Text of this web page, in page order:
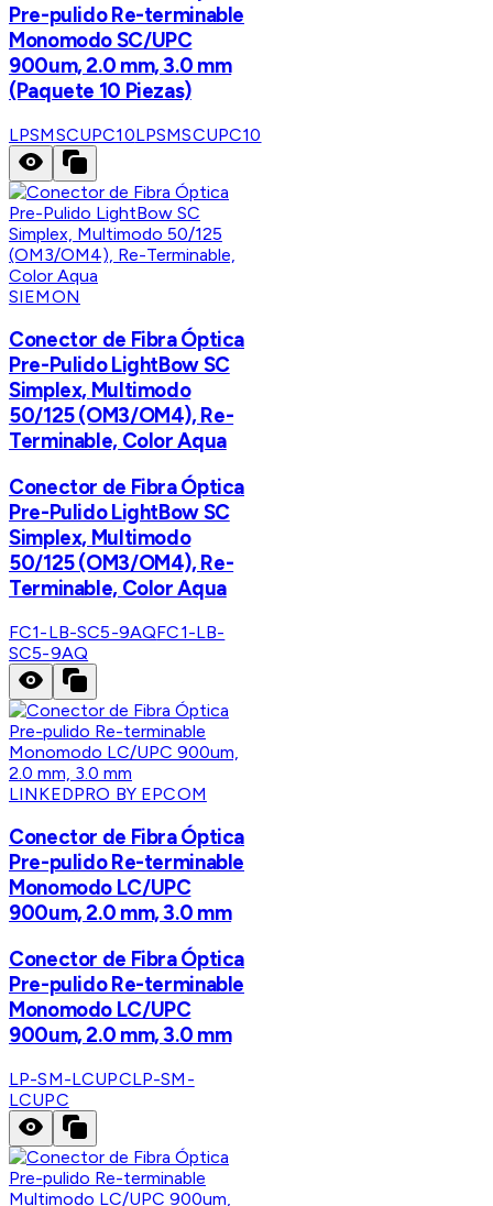
Pre-pulido Re-terminable
Monomodo SC/UPC
900um, 2.0 mm, 3.0 mm
(Paquete 10 Piezas)
LPSMSCUPC10LPSMSCUPC10
SIEMON
Conector de Fibra Óptica
Pre-Pulido LightBow SC
Simplex, Multimodo
50/125 (OM3/OM4), Re-
Terminable, Color Aqua
Conector de Fibra Óptica
Pre-Pulido LightBow SC
Simplex, Multimodo
50/125 (OM3/OM4), Re-
Terminable, Color Aqua
FC1-LB-SC5-9AQFC1-LB-
SC5-9AQ
LINKEDPRO BY EPCOM
Conector de Fibra Óptica
Pre-pulido Re-terminable
Monomodo LC/UPC
900um, 2.0 mm, 3.0 mm
Conector de Fibra Óptica
Pre-pulido Re-terminable
Monomodo LC/UPC
900um, 2.0 mm, 3.0 mm
LP-SM-LCUPCLP-SM-
LCUPC